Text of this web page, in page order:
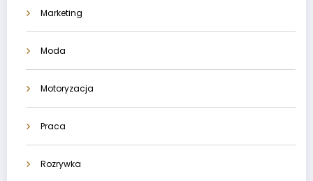
Marketing
Moda
Motoryzacja
Praca
Rozrywka